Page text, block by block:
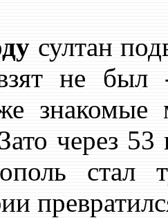
султан
не был
через 53